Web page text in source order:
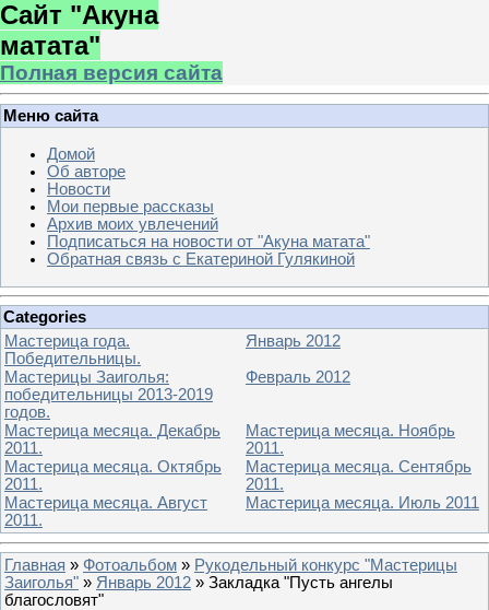
Сайт "Акуна
матата"
Полная версия сайта
Меню сайта
Домой
Об авторе
Новости
Мои первые рассказы
Архив моих увлечений
Подписаться на новости от "Акуна матата"
Обратная связь с Екатериной Гулякиной
Categories
Мастерица года.
Победительницы.
Январь 2012
Мастерицы Заиголья:
победительницы 2013-2019
годов.
Февраль 2012
Мастерица месяца. Декабрь
2011.
Мастерица месяца. Ноябрь
2011.
Мастерица месяца. Октябрь
2011.
Мастерица месяца. Сентябрь
2011.
Мастерица месяца. Август
2011.
Мастерица месяца. Июль 2011
Главная » Фотоальбом » Рукодельный конкурс "Мастерицы
Заиголья" » Январь 2012 » Закладка "Пусть ангелы
благословят"